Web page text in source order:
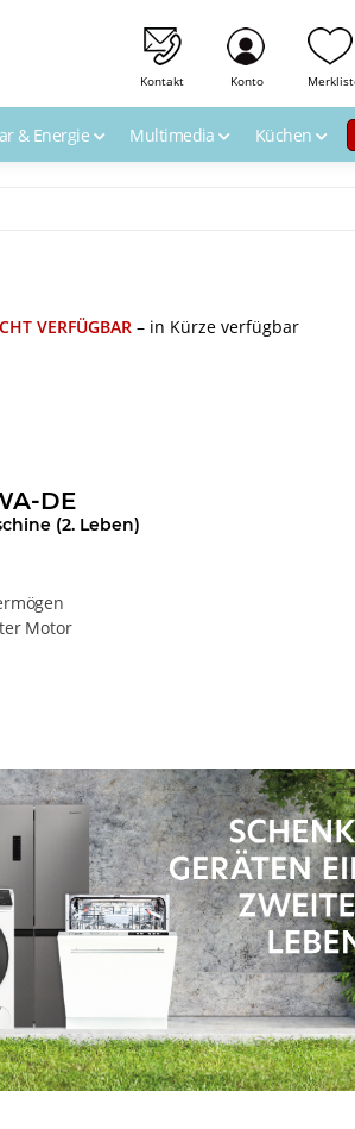
Kontakt Konto
& Energie Multimedia Küchen
VERFÜGBAR – in Kürze verfügbar
DE
(2. Leben)
Motor